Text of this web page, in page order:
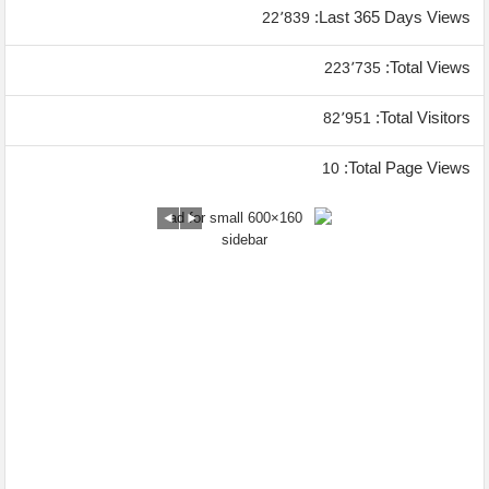
Last 365 Days Views: 22٬839
Total Views: 223٬735
Total Visitors: 82٬951
Total Page Views:
10